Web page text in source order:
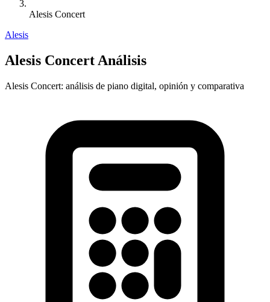
Alesis Concert
Alesis
Alesis Concert Análisis
Alesis Concert: análisis de piano digital, opinión y comparativa